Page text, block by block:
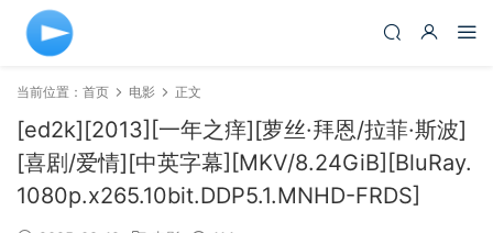
当前位置： 首页 电影 正文
[ed2k][2013][一年之痒][萝丝·拜恩/拉菲·斯波]
[喜剧/爱情][中英字幕][MKV/8.24GiB][BluRay.
1080p.x265.10bit.DDP5.1.MNHD-FRDS]